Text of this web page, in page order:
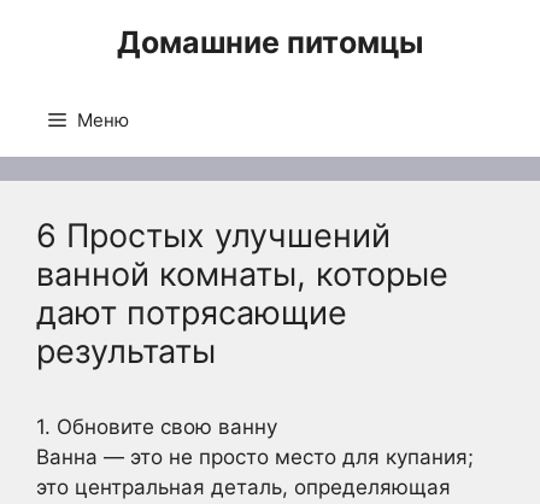
Домашние питомцы
Меню
6 Простых улучшений
ванной комнаты, которые
дают потрясающие
результаты
1. Обновите свою ванну
Ванна — это не просто место для купания;
это центральная деталь, определяющая